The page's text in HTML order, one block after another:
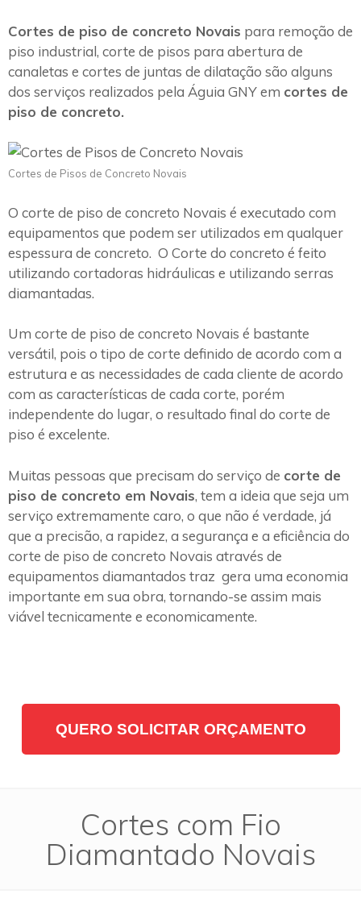
Cortes de piso de concreto Novais para remoção de
piso industrial, corte de pisos para abertura de
canaletas e cortes de juntas de dilatação são alguns
dos serviços realizados pela Águia GNY em cortes de
piso de concreto.
Cortes de Pisos de Concreto Novais
O corte de piso de concreto Novais é executado com
equipamentos que podem ser utilizados em qualquer
espessura de concreto. O Corte do concreto é feito
utilizando cortadoras hidráulicas e utilizando serras
diamantadas.
Um corte de piso de concreto Novais é bastante
versátil, pois o tipo de corte definido de acordo com a
estrutura e as necessidades de cada cliente de acordo
com as características de cada corte, porém
independente do lugar, o resultado final do corte de
piso é excelente.
Muitas pessoas que precisam do serviço de corte de
piso de concreto em Novais, tem a ideia que seja um
serviço extremamente caro, o que não é verdade, já
que a precisão, a rapidez, a segurança e a eficiência do
corte de piso de concreto Novais através de
equipamentos diamantados traz gera uma economia
importante em sua obra, tornando-se assim mais
viável tecnicamente e economicamente.
QUERO SOLICITAR ORÇAMENTO
Cortes com Fio
Diamantado Novais